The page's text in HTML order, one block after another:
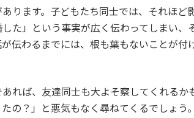
ります。子どもたち同士では、それほ
た」という事実が広く伝わってしまい、
伝わるまでには、根も葉もないことが付
れば、友達同士も大よそ察してくれる
たの？」と悪気もなく尋ねてくるでしょ